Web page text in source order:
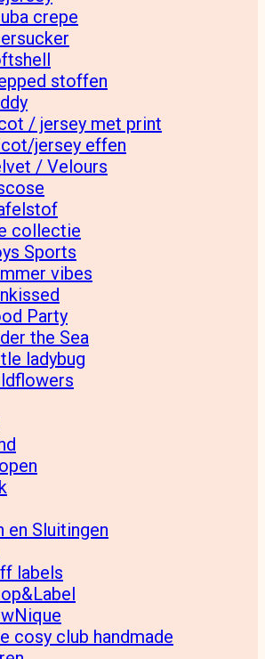
crepe
stoffen
/ jersey met print
jersey effen
/ Velours
collectie
Sports
vibes
Party
the Sea
ladybug
en Sluitingen
labels
cosy club handmade